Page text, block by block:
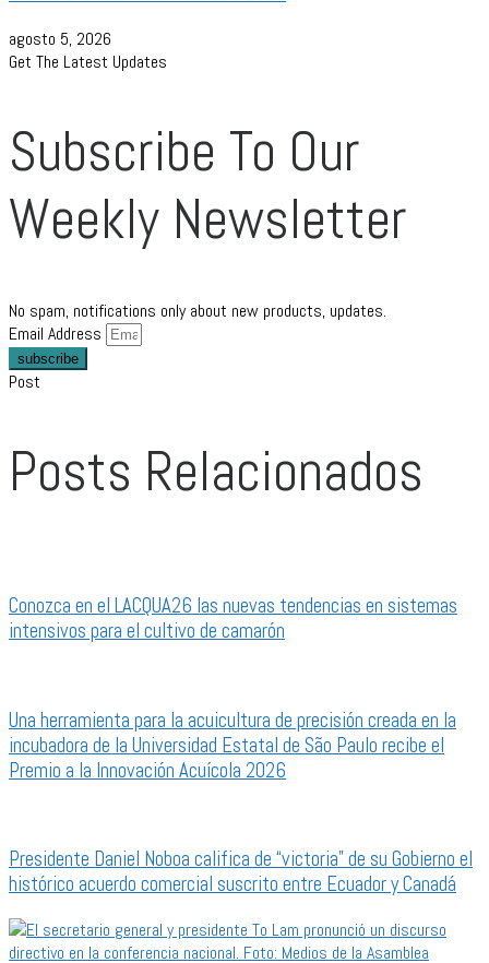
agosto 5, 2026
Get The Latest Updates
Subscribe To Our
Weekly Newsletter
No spam, notifications only about new products, updates.
Email Address
subscribe
Post
Posts Relacionados
Conozca en el LACQUA26 las nuevas tendencias en sistemas
intensivos para el cultivo de camarón
Una herramienta para la acuicultura de precisión creada en la
incubadora de la Universidad Estatal de São Paulo recibe el
Premio a la Innovación Acuícola 2026
Presidente Daniel Noboa califica de “victoria” de su Gobierno el
histórico acuerdo comercial suscrito entre Ecuador y Canadá